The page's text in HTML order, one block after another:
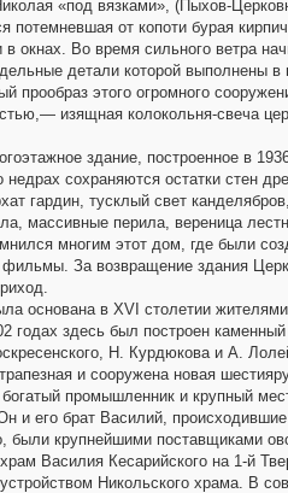
«под вязками», (Пыхов-
потемневшая от копоти бурая
окнах. Во время сильного ветра
детали которой выполнены в
прообраз этого огромного
изящная колокольня-свеча
здание, построенное в
сохраняются остатки стен
гардин, тусклый свет
массивные перила, вереница
многим этот дом, где были
За возвращение здания
основана в XVI столетии
годах здесь был построен
Н. Курдюкова и А.
и сооружена новая
промышленник и крупный
и его брат Василий,
были крупнейшими поставщиками
Василия Кесарийского на 1-й
Никольского храма. В